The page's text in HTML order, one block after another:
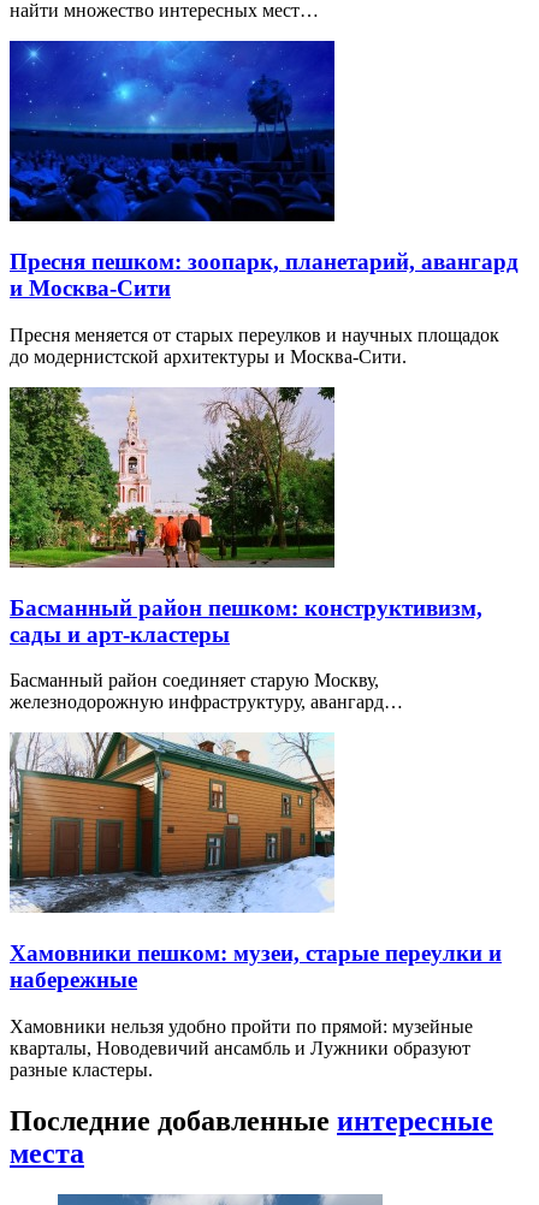
найти множество интересных мест…
Пресня пешком: зоопарк, планетарий, авангард
и Москва-Сити
Пресня меняется от старых переулков и научных площадок
до модернистской архитектуры и Москва-Сити.
Басманный район пешком: конструктивизм,
сады и арт-кластеры
Басманный район соединяет старую Москву,
железнодорожную инфраструктуру, авангард…
Хамовники пешком: музеи, старые переулки и
набережные
Хамовники нельзя удобно пройти по прямой: музейные
кварталы, Новодевичий ансамбль и Лужники образуют
разные кластеры.
Последние добавленные интересные
места